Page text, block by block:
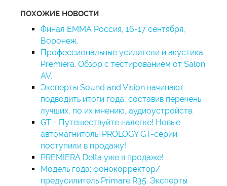
ПОХОЖИЕ НОВОСТИ
Финал EMMA Россия, 16-17 сентября,
Воронеж.
Профессиональные усилители и акустика
Premiera. Обзор с тестированием от Salon
AV.
Эксперты Sound and Vision начинают
подводить итоги года, составив перечень
лучших, по их мнению, аудиоустройств.
GT - Путешествуйте налегке! Новые
автомагнитолы PROLOGY GT-серии
поступили в продажу!
PREMIERA Delta уже в продаже!
Модель года: фонокорректор/
предусилитель Primare R35. Эксперты